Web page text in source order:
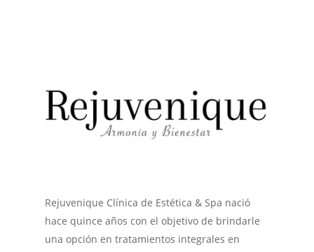
Rejuvenique Clínica de Estética & Spa nació
hace quince años con el objetivo de brindarle
una opción en tratamientos integrales en